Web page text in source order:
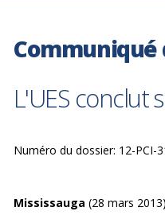
Communiqué
L'UES conclut
Numéro du dossier: 12-PCI-
Mississauga (28 mars